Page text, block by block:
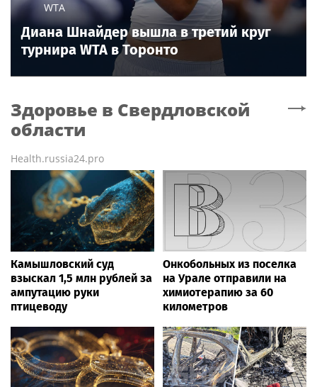
WTA
Диана Шнайдер вышла в третий круг
турнира WTA в Торонто
Здоровье в Свердловской
области
Health.russia24.pro
Камышловский суд
взыскал 1,5 млн рублей за
ампутацию руки
птицеводу
Онкобольных из поселка
на Урале отправили на
химиотерапию за 60
километров